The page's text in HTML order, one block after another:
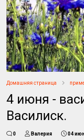
Домашняя страница
4 июня -
Василиск.
0 Валерия 04